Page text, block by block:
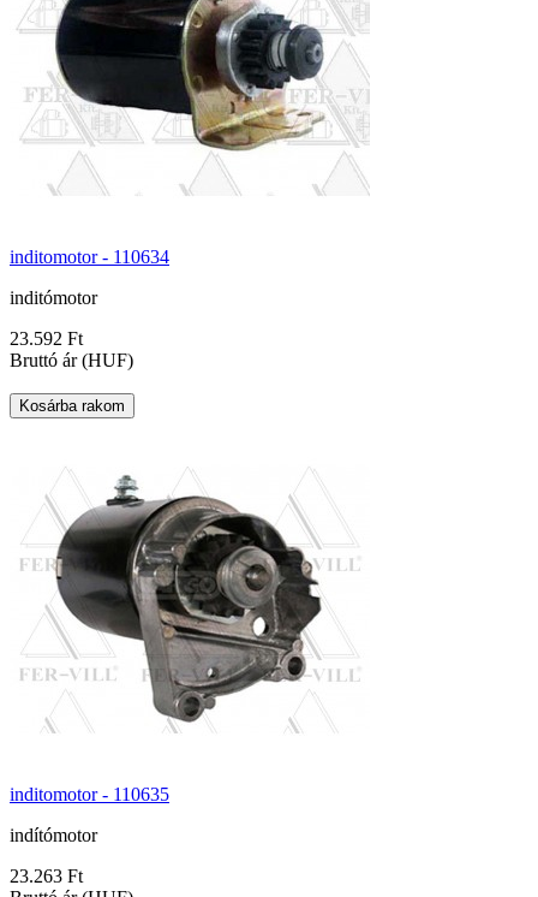
inditomotor - 110634
inditómotor
23.592 Ft
Bruttó ár (HUF)
inditomotor - 110635
indítómotor
23.263 Ft